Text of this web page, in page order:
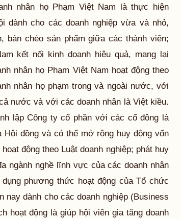
nhân họ Phạm Việt Nam là thực hiện
dành cho các doanh nghiệp vừa và nhỏ,
bán chéo sản phẩm giữa các thành viên;
kết nối kinh doanh hiệu quả, mang lại
nhân họ Phạm Việt Nam hoạt động theo
nhân họ phạm trong và ngoài nước, với
nước và với các doanh nhân là Việt kiều.
lập Công ty cổ phần với các cổ đông là
đồng và có thể mở rộng huy động vốn
động theo Luật doanh nghiệp; phát huy
ngành nghề lĩnh vực của các doanh nhân
phương thức hoạt động của Tổ chức
dành cho các doanh nghiệp (Business
hoạt động là giúp hội viên gia tăng doanh